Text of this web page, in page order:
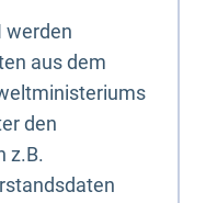
werden
aus dem
den
z.B.